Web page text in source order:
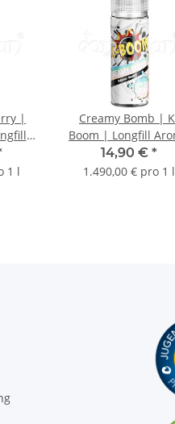
|
1 l
Creamy Bomb |
Boom | Longfill
| 10ml
14,90 € *
1.490,00 € pro 1 l